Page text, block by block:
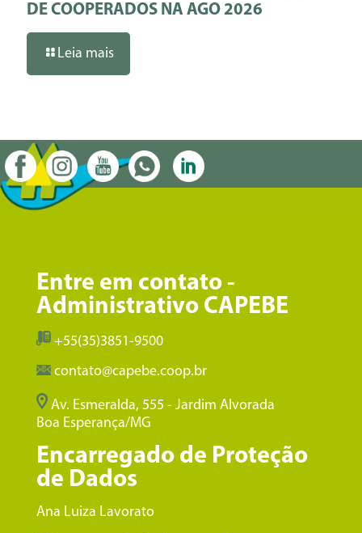
DE COOPERADOS NA AGO 2026
Leia mais
Entre em contato -
Administrativo CAPEBE
+55(35)3851-9500
contato@capebe.coop.br
Av. Esmeralda, 555 - Jardim Alvorada
Boa Esperança/MG
Encarregado de Proteção
de Dados
Ana Luiza Lavorato